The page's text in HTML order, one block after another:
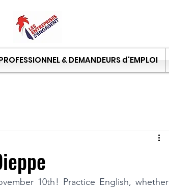
& DEMANDEURS d'EMPLOI
10th! Practice English, whether